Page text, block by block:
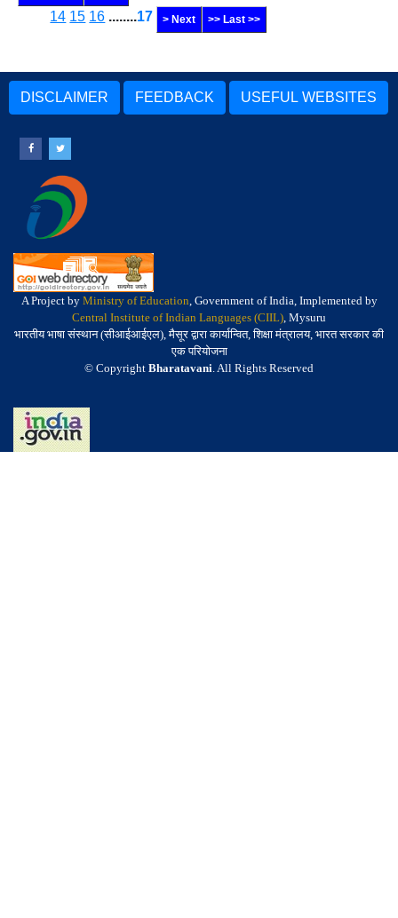
14 15 16 ........17 > Next >> Last >>
DISCLAIMER FEEDBACK USEFUL WEBSITES
A Project by Ministry of Education, Government of India, Implemented by
Central Institute of Indian Languages (CIIL), Mysuru
भारतीय भाषा संस्थान (सीआईआईएल), मैसूर द्वारा कार्यान्वित, शिक्षा मंत्रालय, भारत सरकार की
एक परियोजना
© Copyright Bharatavani. All Rights Reserved